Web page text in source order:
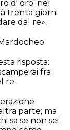
d' oro; nel
trenta giorni
dal re».
risposta:
fra
re.
parte; ma
sa se non sei